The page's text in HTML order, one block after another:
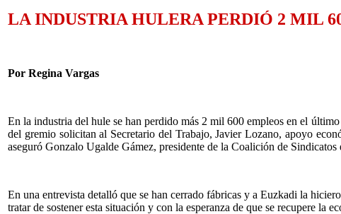
LA INDUSTRIA HULERA PERDIÓ 2 MIL
Por Regina Vargas
En la industria del hule se han perdido más 2 mil 600 empleos en el
del gremio solicitan al Secretario del Trabajo, Javier Lozano, apoyo
aseguró Gonzalo Ugalde Gámez, presidente de la Coalición de Sindicatos
En una entrevista detalló que se han cerrado fábricas y a Euzkadi la
tratar de sostener esta situación y con la esperanza de que se recupere la